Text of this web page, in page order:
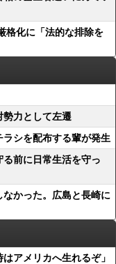
格化に「法的な排除を
勢力として左遷
ラシを配布する輩が発生
前に日常生活を守っ
かった。広島と長崎に
アメリカへ生れるぞ」